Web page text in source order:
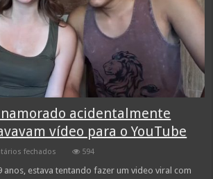
acidentalmente
vídeo para o YouTube
fechados
mata
594
anos, estava tentando fazer um video viral com